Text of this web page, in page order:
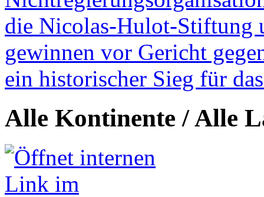
die Nicolas-Hulot-Stiftung
gewinnen vor Gericht
ein historischer Sieg für
Alle Kontinente / Alle